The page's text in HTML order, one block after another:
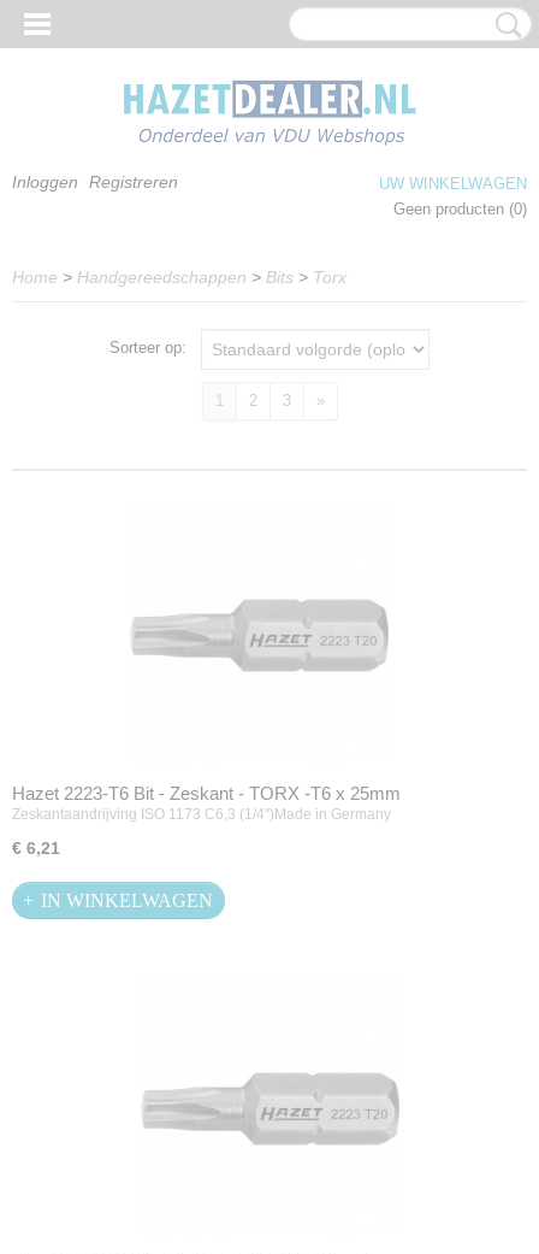
Inloggen Registreren
UW WINKELWAGEN
Geen producten (0)
Home > Handgereedschappen > Bits > Torx
Sorteer op:
1 2 3 »
Hazet 2223-T6 Bit - Zeskant - TORX -T6 x 25mm
Zeskantaandrijving ISO 1173 C6,3 (1/4'')Made in Germany
€ 6,21
IN WINKELWAGEN